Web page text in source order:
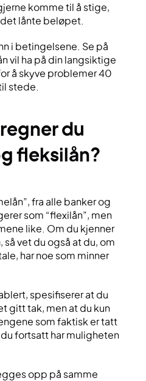
komme til å stige,
lånte beløpet.
i betingelsene. Se på
vil ha på din langsiktige
å skyve problemer 40
stede.
fleksilån?
fra alle banker og
som “flexilån”, men
like. Om du kjenner
vet du også at du, om
har noe som minner
spesifiserer at du
gitt tak, men at du kun
som faktisk er tatt
fortsatt har muligheten
opp på samme